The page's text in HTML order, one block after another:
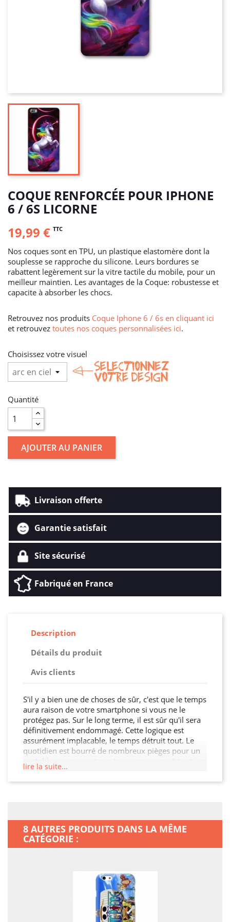
COQUE RENFORCÉE POUR IPHONE
6 / 6S LICORNE
19,99 € TTC
Nos coques sont en TPU, un plastique elastomère dont la
souplesse se rapproche du silicone. Leurs bordures se
rabattent legèrement sur la vitre tactile du mobile, pour un
meilleur maintien. Les avantages de la Coque: robustesse et
capacite à absorber les chocs.
Retrouvez nos produits Coque Iphone 6 / 6s en cliquant ici
et retrouvez toutes nos coques personnalisées ici.
Choisissez votre visuel
Quantité
AJOUTER AU PANIER
Livraison offerte
Garantie satisfait
Site sécurisé
Fabriqué en France
Description
Détails du produit
Avis clients
S'il y a bien une de choses de sûr, c'est que le temps
aura raison de votre smartphone si vous ne le
protégez pas. Sur le long terme, il est sûr qu'il sera
définitivement endommagé. Cette logique est
assurément implacable, le temps détruit tout. Le
quotidien est bourré de nombreux pièges pour un
ne peut pas toujours être concentré à 100 %, il
suffit par exemple de poser son sac un peu trop vite
n'est pas proportionnelle à son tarif… Fêlures,
bosses, touches qui ne fonctionnent plus, la liste de
ce qui peut impacter votre appareil est longue...
couramment, mieux vaut prévenir que guérir !
lire la suite...
8 AUTRES PRODUITS DANS LA MÊME
CATÉGORIE :